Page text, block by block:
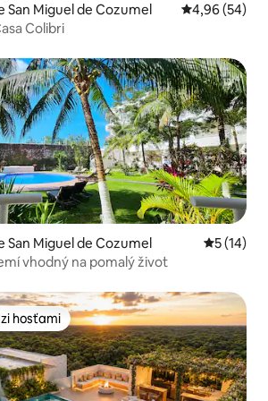
Miguel de Cozumel Priemerné
4,96 (54)
Colibri
Miguel de Cozumel
5 (14)
vhodný na pomalý život
hosťami
hosťami